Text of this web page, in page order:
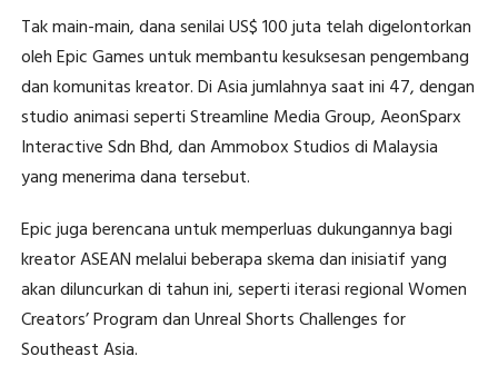
Tak main-main, dana senilai US$ 100 juta telah digelontorkan
oleh Epic Games untuk membantu kesuksesan pengembang
dan komunitas kreator. Di Asia jumlahnya saat ini 47, dengan
studio animasi seperti Streamline Media Group, AeonSparx
Interactive Sdn Bhd, dan Ammobox Studios di Malaysia
yang menerima dana tersebut.
Epic juga berencana untuk memperluas dukungannya bagi
kreator ASEAN melalui beberapa skema dan inisiatif yang
akan diluncurkan di tahun ini, seperti iterasi regional Women
Creators’ Program dan Unreal Shorts Challenges for
Southeast Asia.